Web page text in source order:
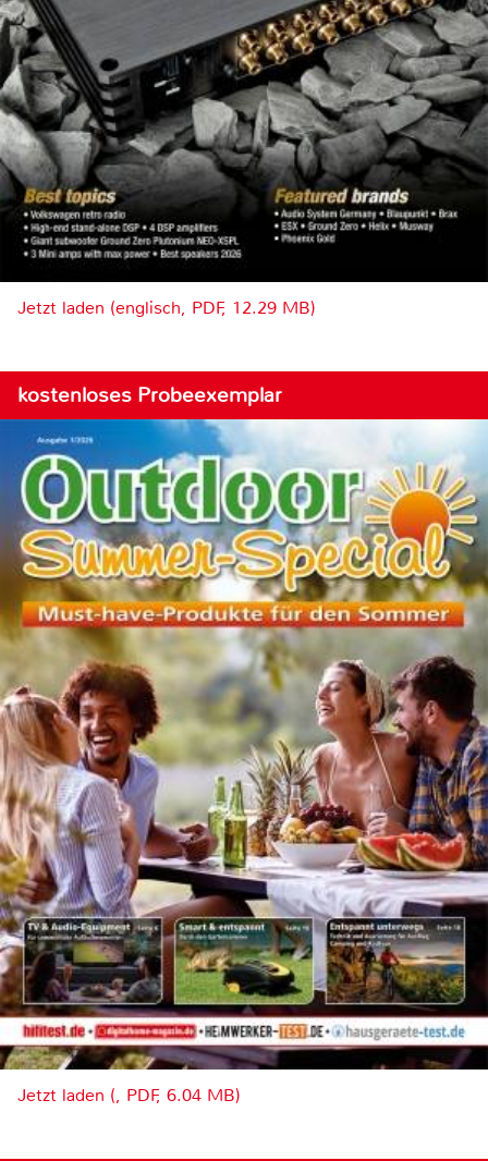
Jetzt laden (englisch, PDF, 12.29 MB)
kostenloses Probeexemplar
Jetzt laden (, PDF, 6.04 MB)